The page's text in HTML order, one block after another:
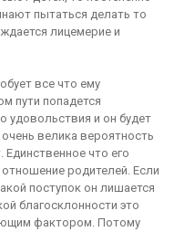
пытаться делать то
лицемерие и
все что ему
пути попадется
удовольствия и он будет
велика вероятность
Единственное что его
родителей. Если
поступок он лишается
благосклонности это
фактором. Потому